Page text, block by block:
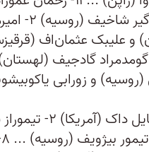
و علیبک عثمان‌اف
(روسیه) ... ۸- یونس امامی (ایران)